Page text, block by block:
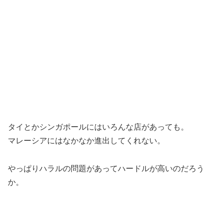
タイとかシンガポールにはいろんな店があっても。
マレーシアにはなかなか進出してくれない。
やっぱりハラルの問題があってハードルが高いのだろう
か。